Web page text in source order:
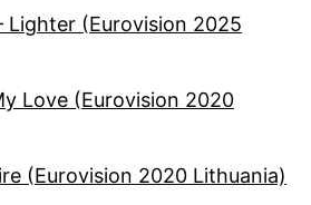
Lighter (Eurovision 2025
Love (Eurovision 2020
(Eurovision 2020 Lithuania)